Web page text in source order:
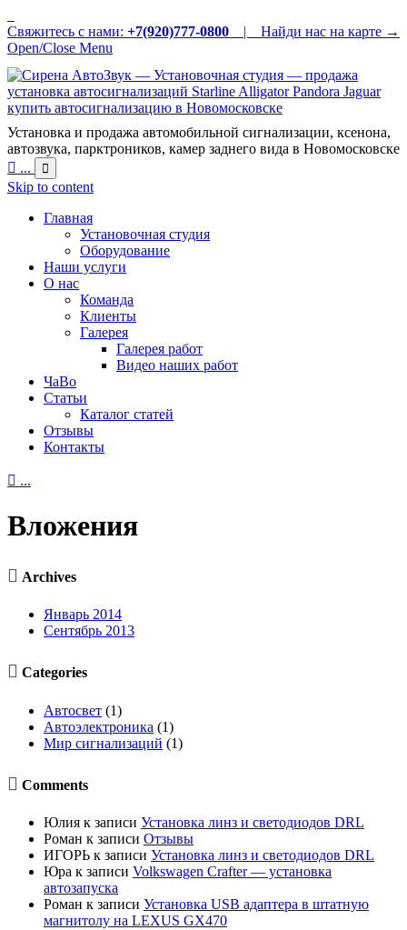
Свяжитесь с нами: +7(920)777-0800 | Найди нас на карте →
Open/Close Menu
Установка и продажа автомобильной сигнализации, ксенона,
автозвука, парктроников, камер заднего вида в Новомосковске
 ... 
Skip to content
Главная
Установочная студия
Оборудование
Наши услуги
О нас
Команда
Клиенты
Галерея
Галерея работ
Видео наших работ
ЧаВо
Статьи
Каталог статей
Отзывы
Контакты
 ...
Вложения
 Archives
Январь 2014
Сентябрь 2013
 Categories
Автосвет (1)
Автоэлектроника (1)
Мир сигнализаций (1)
 Comments
Юлия к записи Установка линз и светодиодов DRL
Роман к записи Отзывы
ИГОРЬ к записи Установка линз и светодиодов DRL
Юра к записи Volkswagen Crafter — установка
автозапуска
Роман к записи Установка USB адаптера в штатную
магнитолу на LEXUS GX470